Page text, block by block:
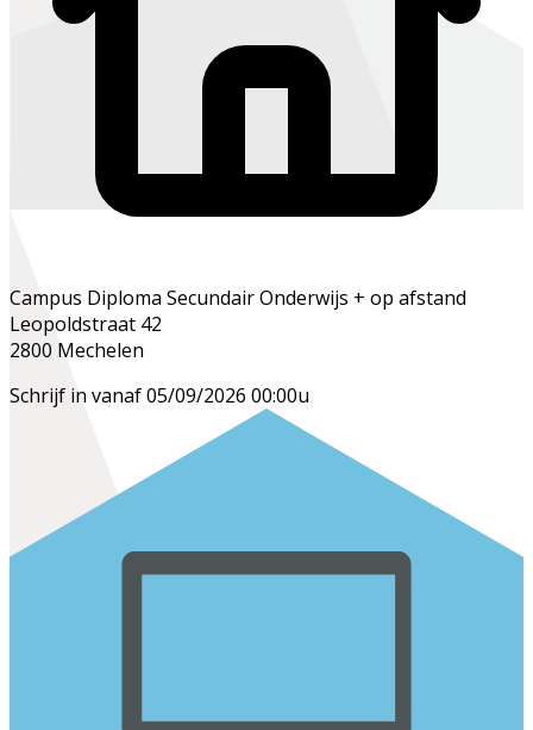
Campus Diploma Secundair Onderwijs + op afstand
Leopoldstraat 42
2800 Mechelen
Schrijf in vanaf 05/09/2026 00:00u